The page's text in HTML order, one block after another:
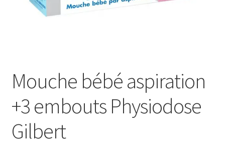
0.00 €
Mouche bébé aspiration
+3 embouts Physiodose
Gilbert